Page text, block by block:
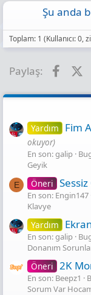
Şu anda
Toplam: 1 (Kullanıcı: 0,
Paylaş:
Yardım Fim
okuyor)
En son: galip
Geyik
E Öneri
En son: Engin147
Klavye
Yardım
En son: galip
Donanım
Öneri 2K
En son: Beepz1
Sorum Var